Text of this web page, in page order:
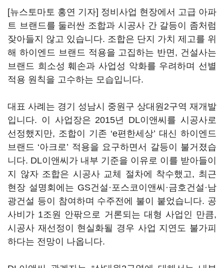
[뉴스토마토 홍연 기자] 정비사업 현장에서 고급 아파
트 브랜드를 둘러싼 조합과 시공사 간 갈등이 좀처럼
잦아들지 않고 있습니다. 조합은 단지 가치 제고를 위
해 하이엔드 브랜드 적용을 고집하는 반면, 건설사는
브랜드 희소성 훼손과 사업성 악화를 우려하며 선별
적용 원칙을 고수하는 모습입니다.
대표 사례는 경기 성남시 중원구 상대원2구역 재개발
입니다. 이 사업장은 2015년 DL이앤씨를 시공사로
선정했지만, 조합이 기존 ‘e편한세상’ 대신 하이엔드
브랜드 ‘아크로’ 적용을 요구하면서 갈등이 불거졌습
니다. DL이앤씨가 내부 기준을 이유로 이를 받아들이
지 않자 조합은 시공사 교체 절차에 착수했고, 최근
현장 설명회에는 GS건설·포스코이앤씨·금호건설·남
광건설 등이 참여하며 수주전에 불이 붙었습니다. 공
사비가 1조원 안팎으로 거론되는 대형 사업인 만큼,
시공사 재선정이 현실화될 경우 사업 지연도 불가피
하다는 전망이 나옵니다.